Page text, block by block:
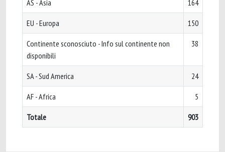
AS - Asia 164
EU - Europa 150
Continente sconosciuto - Info sul continente non
disponibili
38
SA - Sud America 24
AF - Africa 5
Totale 903